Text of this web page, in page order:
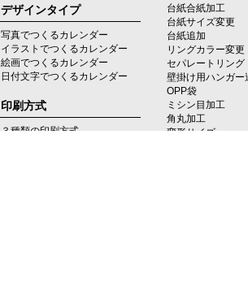
デザインタイプ
写真でつくるカレンダー
イラストでつくるカレンダー
絵画でつくるカレンダー
日付文字でつくるカレンダー
印刷方式
３種類の印刷方式
台紙合紙加工
台紙サイズ変更
台紙追加
リングカラー変更
セパレートリング
壁掛け用ハンガー
OPP袋
ミシン目加工
角丸加工
変形サイズ